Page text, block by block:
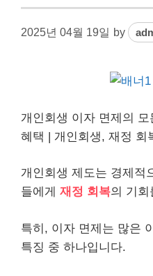
2025년 04월 19일 by
개인 회생 이자 면제의
혜택 | 개인 회생, 재정 회
개인회생 제도는 경제적
들에게 재정 회복의 기회
특히, 이자 면제는 많은
특징 중 하나입니다.